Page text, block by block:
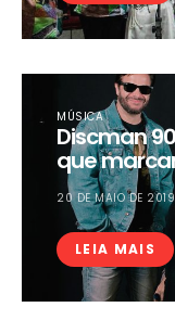
MÚSICA
Discman
que
20 DE MAIO DE 2019
LEIA MAIS